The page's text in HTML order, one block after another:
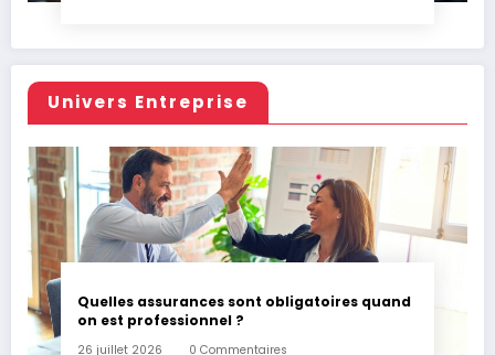
Univers Entreprise
Quelles assurances sont obligatoires quand
on est professionnel ?
26 juillet 2026 0 Commentaires